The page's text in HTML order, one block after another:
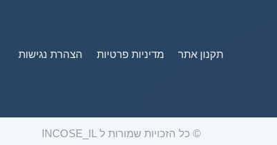
תקנון אתר מדיניות פרטיות הצהרת נגישות
© כל הזכויות שמורות ל INCOSE_IL